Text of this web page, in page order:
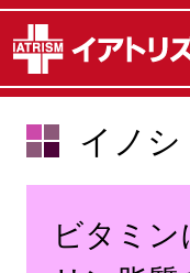
イノ
ビタミ